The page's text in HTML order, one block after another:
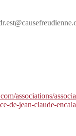
associations/
de-jean-claude-